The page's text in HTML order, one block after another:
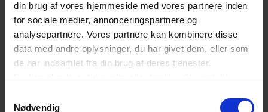
din brug af vores hjemmeside med vores partnere inden
for sociale medier, annonceringspartnere og
analysepartnere. Vores partnere kan kombinere disse
data med andre oplysninger, du har givet dem, eller som
de har indsamlet fra din brug af deres tjenester.
hjørne på websitet.
Nødvendig
”Som ældreplejeleverandør er du her for at give
omsorg og pleje, ikke for at være skyggerevisor for
kommunen. Det er en stor byrde for disse ildsjæle
at skulle eftergå kommunens økonomiske
enheden ikke kun skal vejlede, men også gå ind i